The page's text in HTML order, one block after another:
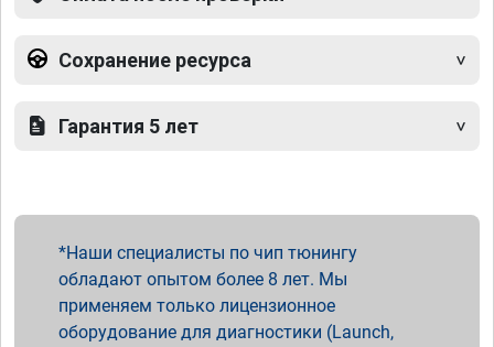
Сохранение ресурса
Гарантия 5 лет
Наши специалисты по чип тюнингу
обладают опытом более 8 лет. Мы
применяем только лицензионное
оборудование для диагностики (Launch,